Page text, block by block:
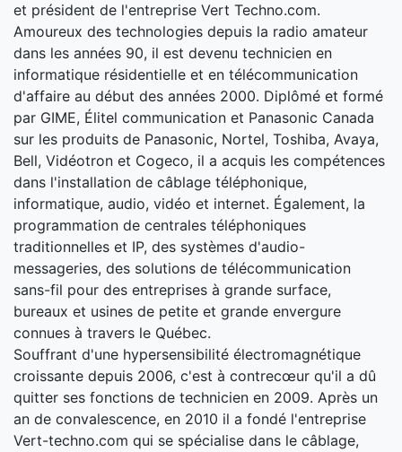
et président de l'entreprise Vert Techno.com.
Amoureux des technologies depuis la radio amateur
dans les années 90, il est devenu technicien en
informatique résidentielle et en télécommunication
d'affaire au début des années 2000. Diplômé et formé
par GIME, Élitel communication et Panasonic Canada
sur les produits de Panasonic, Nortel, Toshiba, Avaya,
Bell, Vidéotron et Cogeco, il a acquis les compétences
dans l'installation de câblage téléphonique,
informatique, audio, vidéo et internet. Également, la
programmation de centrales téléphoniques
traditionnelles et IP, des systèmes d'audio-
messageries, des solutions de télécommunication
sans-fil pour des entreprises à grande surface,
bureaux et usines de petite et grande envergure
connues à travers le Québec.
Souffrant d'une hypersensibilité électromagnétique
croissante depuis 2006, c'est à contrecœur qu'il a dû
quitter ses fonctions de technicien en 2009. Après un
an de convalescence, en 2010 il a fondé l'entreprise
Vert-techno.com qui se spécialise dans le câblage,